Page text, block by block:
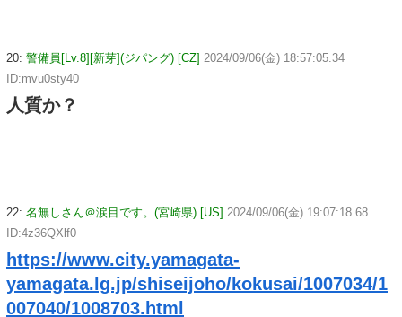
20: 警備員[Lv.8][新芽](ジパング) [CZ] 2024/09/06(金) 18:57:05.34
ID:mvu0sty40
人質か？
22: 名無しさん＠涙目です。(宮崎県) [US] 2024/09/06(金) 19:07:18.68
ID:4z36QXlf0
https://www.city.yamagata-
yamagata.lg.jp/shiseijoho/kokusai/1007034/1
007040/1008703.html